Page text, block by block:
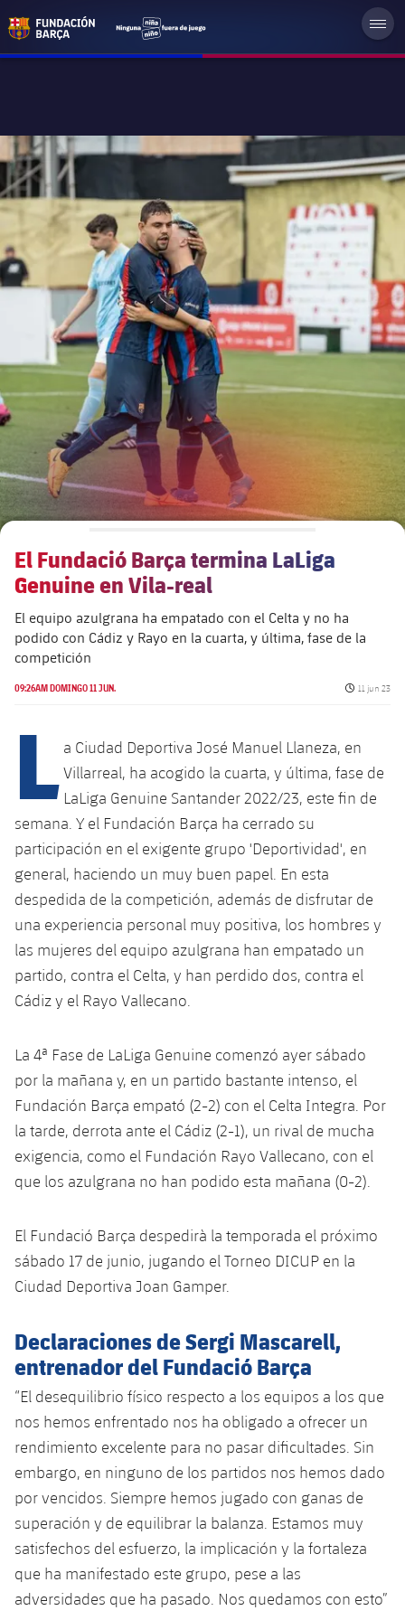
El Fundació Barça termina LaLiga
Genuine en Vila-real
El equipo azulgrana ha empatado con el Celta y no ha
podido con Cádiz y Rayo en la cuarta, y última, fase de la
competición
09:26AM DOMINGO 11 JUN. Fecha de
11 jun 23
L a Ciudad Deportiva José Manuel Llaneza, en
Villarreal, ha acogido la cuarta, y última, fase de
LaLiga Genuine Santander 2022/23, este fin de
semana. Y el Fundación Barça ha cerrado su
participación en el exigente grupo 'Deportividad', en
general, haciendo un muy buen papel. En esta
despedida de la competición, además de disfrutar de
una experiencia personal muy positiva, los hombres y
las mujeres del equipo azulgrana han empatado un
partido, contra el Celta, y han perdido dos, contra el
Cádiz y el Rayo Vallecano.
La 4ª Fase de LaLiga Genuine comenzó ayer sábado
por la mañana y, en un partido bastante intenso, el
Fundación Barça empató (2-2) con el Celta Integra. Por
la tarde, derrota ante el Cádiz (2-1), un rival de mucha
exigencia, como el Fundación Rayo Vallecano, con el
que los azulgrana no han podido esta mañana (0-2).
El Fundació Barça despedirà la temporada el próximo
sábado 17 de junio, jugando el Torneo DICUP en la
Ciudad Deportiva Joan Gamper.
Declaraciones de Sergi Mascarell,
entrenador del Fundació Barça
“El desequilibrio físico respecto a los equipos a los que
nos hemos enfrentado nos ha obligado a ofrecer un
rendimiento excelente para no pasar dificultades. Sin
embargo, en ninguno de los partidos nos hemos dado
por vencidos. Siempre hemos jugado con ganas de
superación y de equilibrar la balanza. Estamos muy
satisfechos del esfuerzo, la implicación y la fortaleza
que ha manifestado este grupo, pese a las
adversidades que ha pasado. Nos quedamos con esto”